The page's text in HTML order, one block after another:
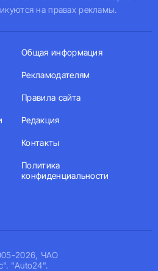
на правах рекламы.
2026, ЧАО
"Auto24".
Общая информация
Рекламодателям
Правила сайта
Редакция
Контакты
Политика
конфиденциальности